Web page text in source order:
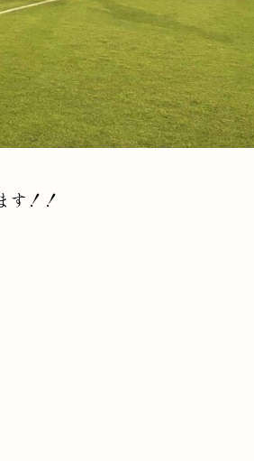
す！！